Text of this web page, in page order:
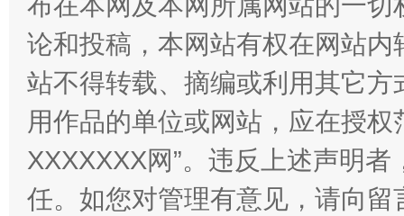
站台名比不上好声名
论和投稿，本网站有权在网站
站不得转载、摘编或利用其它
用作品的单位或网站，应在授
XXXXXXX网”。违反上述声明
任。如您对管理有意见，请向